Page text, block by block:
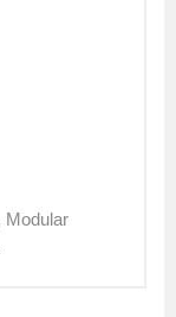
Modular